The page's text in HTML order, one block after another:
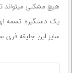
یک دستگیره تسمه
سایز این جلیقه فری